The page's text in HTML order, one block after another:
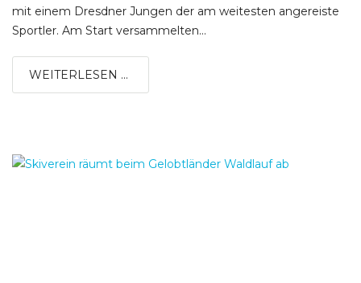
mit einem Dresdner Jungen der am weitesten angereiste
Sportler. Am Start versammelten...
WEITERLESEN ...